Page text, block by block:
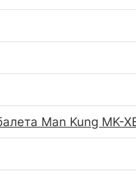
Man Kung MK-